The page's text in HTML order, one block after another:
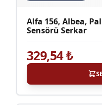
Alfa 156, Albea,
Sensörü Serkar
329,54₺